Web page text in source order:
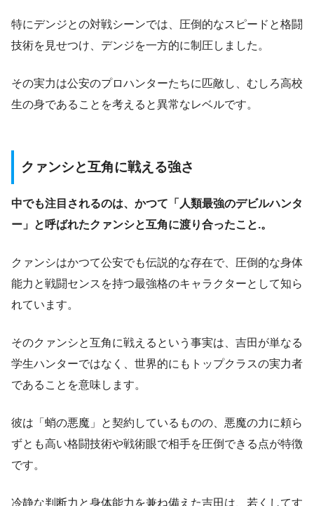
特にデンジとの対戦シーンでは、圧倒的なスピードと格闘
技術を見せつけ、デンジを一方的に制圧しました。
その実力は公安のプロハンターたちに匹敵し、むしろ高校
生の身であることを考えると異常なレベルです。
クァンシと互角に戦える強さ
中でも注目されるのは、かつて「人類最強のデビルハンタ
ー」と呼ばれたクァンシと互角に渡り合ったこと.。
クァンシはかつて公安でも伝説的な存在で、圧倒的な身体
能力と戦闘センスを持つ最強格のキャラクターとして知ら
れています。
そのクァンシと互角に戦えるという事実は、吉田が単なる
学生ハンターではなく、世界的にもトップクラスの実力者
であることを意味します。
彼は「蛸の悪魔」と契約しているものの、悪魔の力に頼ら
ずとも高い格闘技術や戦術眼で相手を圧倒できる点が特徴
です。
冷静な判断力と身体能力を兼ね備えた吉田は、若くしてす